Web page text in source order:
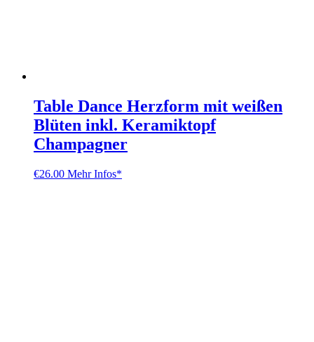
Table Dance Herzform mit weißen
Blüten inkl. Keramiktopf
Champagner
€26.00 Mehr Infos*